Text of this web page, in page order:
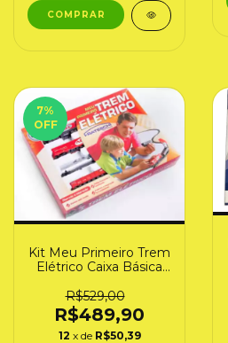
7%
OFF
Kit Meu Primeiro Trem
Elétrico Caixa Básica
R$529,00
R$489,90
12 x de R$50,39